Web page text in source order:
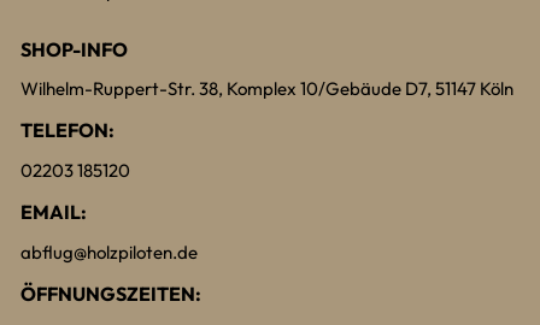
SHOP-INFO
Wilhelm-Ruppert-Str. 38, Komplex 10/Gebäude D7, 51147 Köln
TELEFON:
02203 185120
EMAIL:
abflug@holzpiloten.de
ÖFFNUNGSZEITEN: